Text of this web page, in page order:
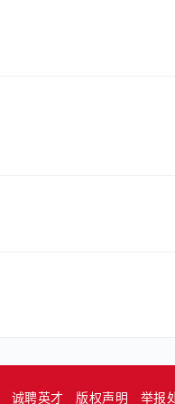
诚聘英才 版权声明 举报